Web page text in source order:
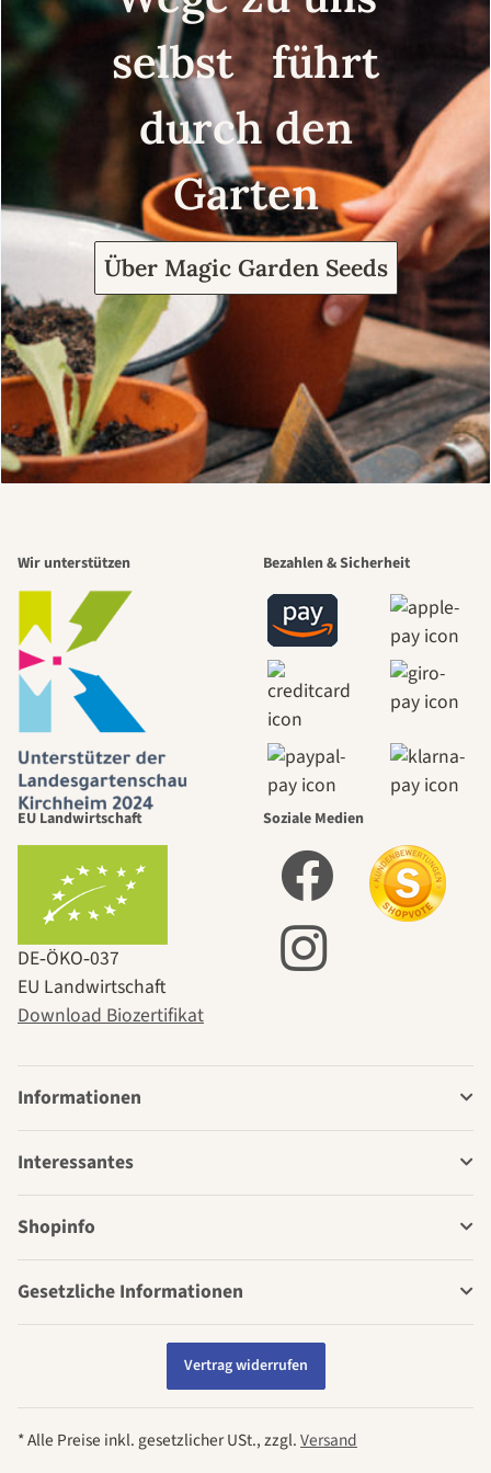
selbst führt
durch den
Garten
Über Magic Garden Seeds
Wir unterstützen Bezahlen & Sicherheit
EU Landwirtschaft
DE‑ÖKO‑037
EU Landwirtschaft
Download Biozertifikat
Soziale Medien
Informationen
Interessantes
Shopinfo
Gesetzliche Informationen
Vertrag widerrufen
* Alle Preise inkl. gesetzlicher USt., zzgl.Versand